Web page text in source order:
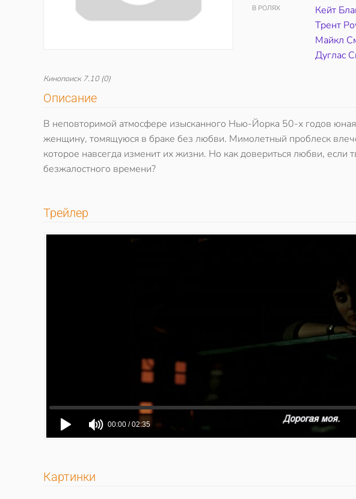
Кинопоиск 7.10(0)
В РОЛЯХ Кейт
Трент
Майкл
Дуглас
Описание
В неповторимой атмосфере изысканного Нью-Йорка 50-х годов
женщину, томящуюся в браке без любви. Мимолетный проблеск
которое навсегда изменит их жизни. Но как довериться любви, если
безжалостного времени?
Трейлер
Картинки